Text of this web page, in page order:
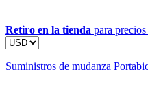
Retiro en la tienda para
Suministros de mudanza